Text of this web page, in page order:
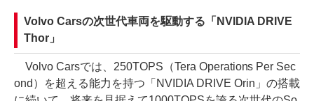
Volvo Carsの次世代車両を駆動する「NVIDIA DRIVE
Thor」
Volvo Carsでは、250TOPS（Tera Operations Per Sec
ond）を超える能力を持つ「NVIDIA DRIVE Orin」の搭載